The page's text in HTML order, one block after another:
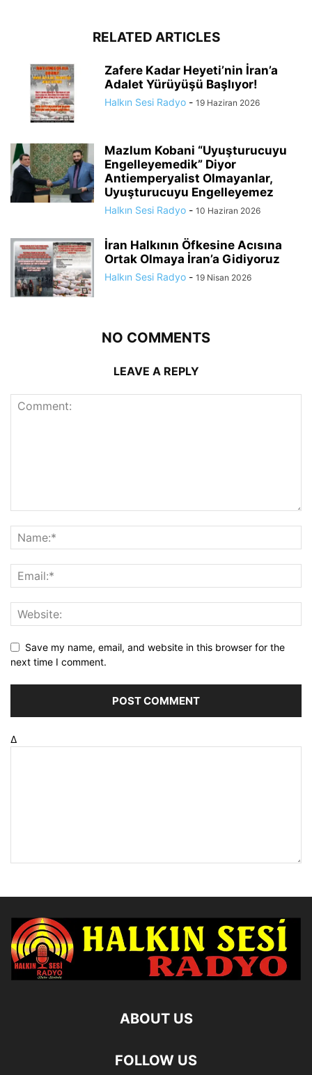
RELATED ARTICLES
Zafere Kadar Heyeti’nin İran’a
Adalet Yürüyüşü Başlıyor!
Halkın Sesi Radyo - 19 Haziran 2026
Mazlum Kobani “Uyuşturucuyu
Engelleyemedik” Diyor
Antiemperyalist Olmayanlar,
Uyuşturucuyu Engelleyemez
Halkın Sesi Radyo - 10 Haziran 2026
İran Halkının Öfkesine Acısına
Ortak Olmaya İran’a Gidiyoruz
Halkın Sesi Radyo - 19 Nisan 2026
NO COMMENTS
LEAVE A REPLY
Save my name, email, and website in this browser for the
next time I comment.
Δ
ABOUT US
FOLLOW US